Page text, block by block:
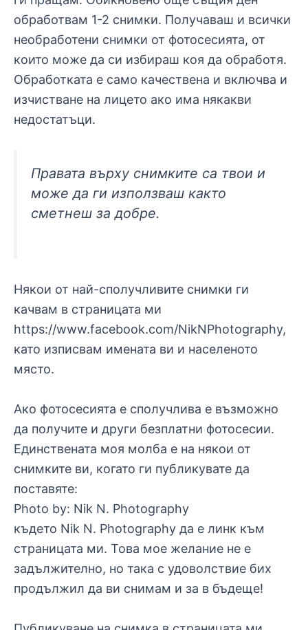
обработвам 1-2 снимки. Получаваш и всички
необработени снимки от фотосесията, от
които може да си избираш коя да обработя.
Обработката е само качествена и включва и
изчистване на лицето ако има някакви
недостатъци.
Правата върху снимките са твои и
може да ги използваш както
сметнеш за добре.
Някои от най-сполучливите снимки ги
качвам в страницата ми
https://www.facebook.com/NikNPhotography,
като изписвам имената ви и населеното
място.
Ако фотосесията е сполучлива е възможно
да получите и други безплатни фотосесии.
Единствената моя молба е на някои от
снимките ви, когато ги публикувате да
поставяте:
Photo by: Nik N. Photography
където Nik N. Photography да е линк към
страницата ми. Това мое желание не е
задължително, но така с удоволствие бих
продължил да ви снимам и за в бъдеще!